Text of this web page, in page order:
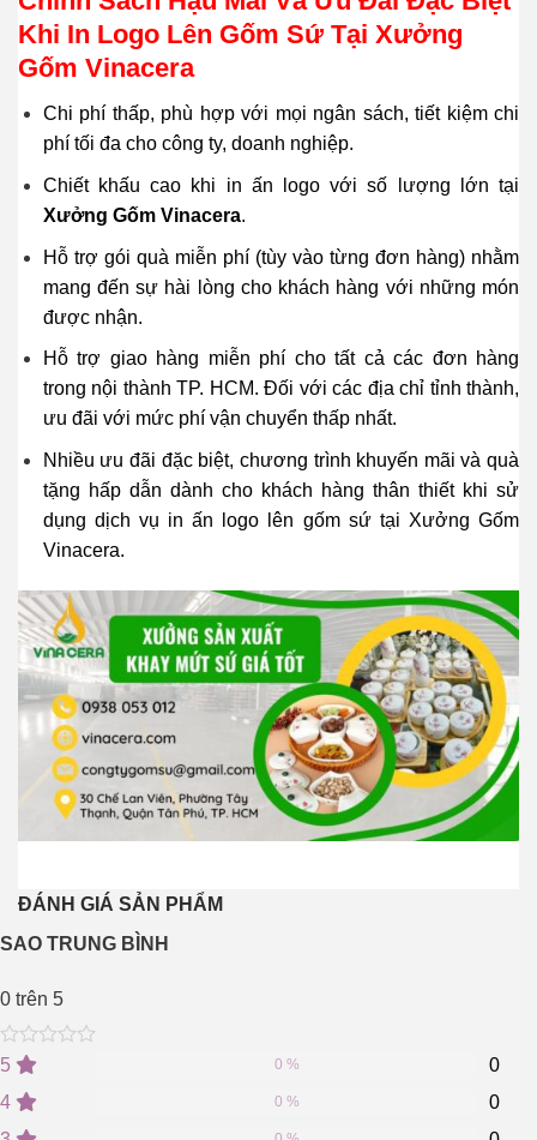
Khi In Logo Lên Gốm Sứ Tại Xưởng
Gốm Vinacera
Chi phí thấp, phù hợp với mọi ngân sách, tiết kiệm chi
phí tối đa cho công ty, doanh nghiệp.
Chiết khấu cao khi in ấn logo với số lượng lớn tại
Xưởng Gốm Vinacera.
Hỗ trợ gói quà miễn phí (tùy vào từng đơn hàng) nhằm
mang đến sự hài lòng cho khách hàng với những món
được nhận.
Hỗ trợ giao hàng miễn phí cho tất cả các đơn hàng
trong nội thành TP. HCM. Đối với các địa chỉ tỉnh thành,
ưu đãi với mức phí vận chuyển thấp nhất.
Nhiều ưu đãi đặc biệt, chương trình khuyến mãi và quà
tặng hấp dẫn dành cho khách hàng thân thiết khi sử
dụng dịch vụ in ấn logo lên gốm sứ tại Xưởng Gốm
Vinacera.
ĐÁNH GIÁ SẢN PHẨM
SAO TRUNG BÌNH
0 trên 5
0
of
5
0
5 0
0 %
4 0
0 %